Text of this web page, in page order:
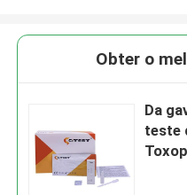
Obter o
Da
teste